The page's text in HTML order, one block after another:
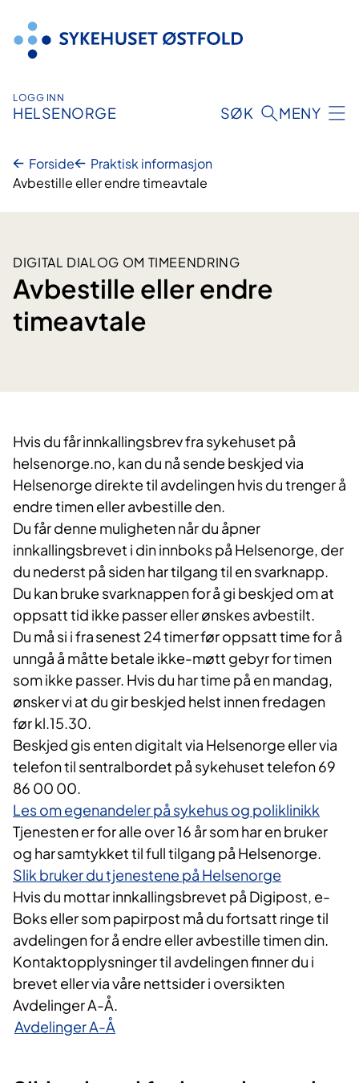
innhold
LOGG INN
HELSENORGE SØK MENY
Forside
Praktisk informasjon
Avbestille eller endre timeavtale
DIGITAL DIALOG OM TIMEENDRING
Avbestille eller endre
timeavtale
Hvis du får innkallingsbrev fra sykehuset på
helsenorge.no, kan du nå sende beskjed via
Helsenorge direkte til avdelingen hvis du trenger å
endre timen eller avbestille den.
Du får denne muligheten når du åpner
innkallingsbrevet i din innboks på Helsenorge, der
du nederst på siden har tilgang til en svarknapp.
Du kan bruke svarknappen for å gi beskjed om at
oppsatt tid ikke passer eller ønskes avbestilt.
Du må si i fra senest 24 timer før oppsatt time for å
unngå å måtte betale ikke-møtt gebyr for timen
som ikke passer. Hvis du har time på en mandag,
ønsker vi at du gir beskjed helst innen fredagen
før kl.15.30.
Beskjed gis enten digitalt via Helsenorge eller via
telefon til sentralbordet på sykehuset telefon 69
86 00 00.
Les om egenandeler på sykehus og poliklinikk
Tjenesten er for alle over 16 år som har en bruker
og har samtykket til full tilgang på Helsenorge.
Slik bruker du tjenestene på Helsenorge
Hvis du mottar innkallingsbrevet på Digipost, e-
Boks eller som papirpost må du fortsatt ringe til
avdelingen for å endre eller avbestille timen din.
Kontaktopplysninger til avdelingen finner du i
brevet eller via våre nettsider i oversikten
Avdelinger A-Å.
Avdelinger A-Å